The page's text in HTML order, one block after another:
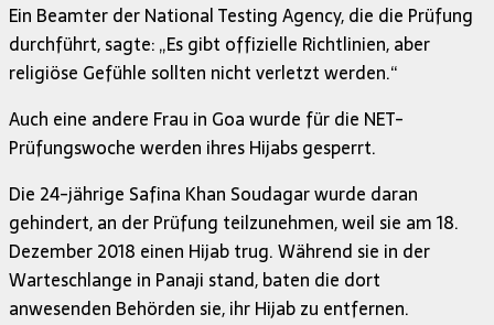
Ein Beamter der National Testing Agency, die die Prüfung
durchführt, sagte: „Es gibt offizielle Richtlinien, aber
religiöse Gefühle sollten nicht verletzt werden.“
Auch eine andere Frau in Goa wurde für die NET-
Prüfungswoche werden ihres Hijabs gesperrt.
Die 24-jährige Safina Khan Soudagar wurde daran
gehindert, an der Prüfung teilzunehmen, weil sie am 18.
Dezember 2018 einen Hijab trug. Während sie in der
Warteschlange in Panaji stand, baten die dort
anwesenden Behörden sie, ihr Hijab zu entfernen.